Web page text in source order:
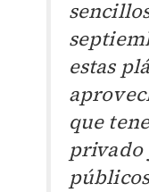
estas
que
privado